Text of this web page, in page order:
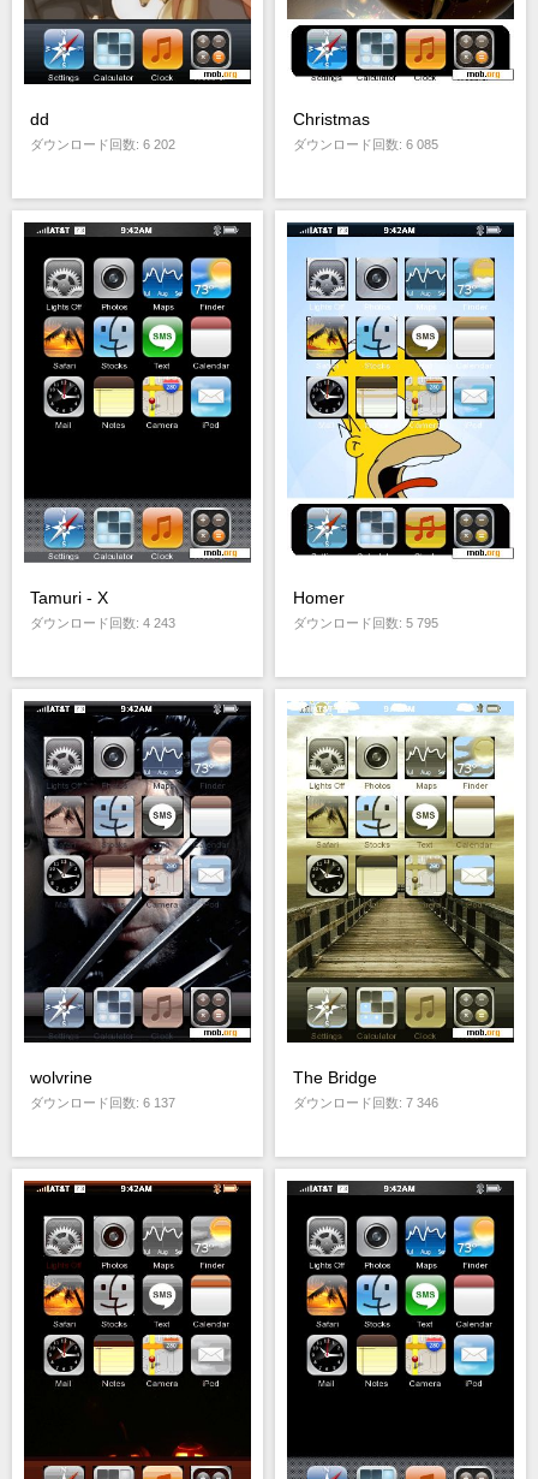
dd
ダウンロード回数: 6 202
Christmas
ダウンロード回数: 6 085
Tamuri - X
ダウンロード回数: 4 243
Homer
ダウンロード回数: 5 795
wolvrine
ダウンロード回数: 6 137
The Bridge
ダウンロード回数: 7 346